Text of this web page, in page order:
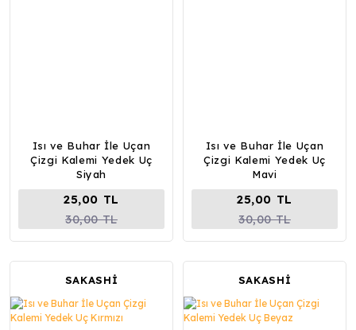
Isı ve Buhar İle Uçan
Çizgi Kalemi Yedek Uç
Siyah
25,00 TL
30,00 TL
Isı ve Buhar İle Uçan
Çizgi Kalemi Yedek Uç
Mavi
25,00 TL
30,00 TL
SAKASHİ SAKASHİ